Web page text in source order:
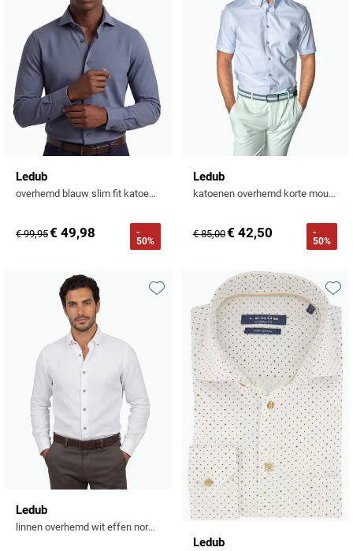
Ledub
overhemd blauw slim fit katoen effen
€ 99,95€ 49,98
-
50%
Ledub
katoenen overhemd korte mouw effen lichtblauw
€ 85,00€ 42,50
-
50%
Ledub
linnen overhemd wit effen normale fit
Toevoegen aan favorieten
Ledub